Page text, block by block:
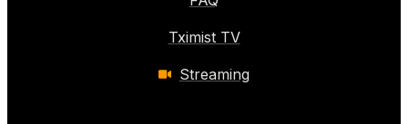
Tximist TV
Streaming